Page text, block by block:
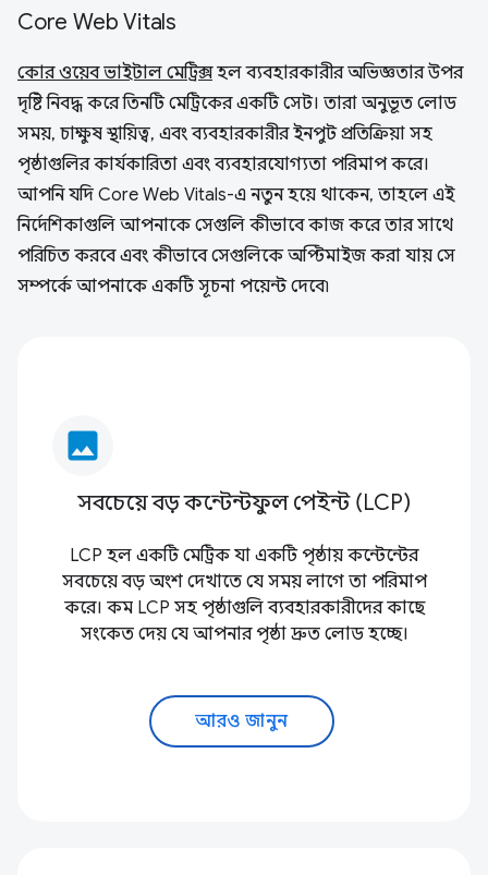
Core Web Vitals
কোর ওয়েব ভাইটাল মেট্রিক্সহল ব্যবহারকারীর অভিজ্ঞতার উপর
দৃষ্টি নিবদ্ধ করে তিনটি মেট্রিকের একটি সেট। তারা অনুভূত লোড
সময়, চাক্ষুষ স্থায়িত্ব, এবং ব্যবহারকারীর ইনপুট প্রতিক্রিয়া সহ
পৃষ্ঠাগুলির কার্যকারিতা এবং ব্যবহারযোগ্যতা পরিমাপ করে।
আপনি যদি Core Web Vitals-এ নতুন হয়ে থাকেন, তাহলে এই
নির্দেশিকাগুলি আপনাকে সেগুলি কীভাবে কাজ করে তার সাথে
পরিচিত করবে এবং কীভাবে সেগুলিকে অপ্টিমাইজ করা যায় সে
সম্পর্কে আপনাকে একটি সূচনা পয়েন্ট দেবে৷
image
সবচেয়ে বড় কন্টেন্টফুল পেইন্ট (LCP)
LCP হল একটি মেট্রিক যা একটি পৃষ্ঠায় কন্টেন্টের
সবচেয়ে বড় অংশ দেখাতে যে সময় লাগে তা পরিমাপ
করে। কম LCP সহ পৃষ্ঠাগুলি ব্যবহারকারীদের কাছে
সংকেত দেয় যে আপনার পৃষ্ঠা দ্রুত লোড হচ্ছে।
আরও জানুন